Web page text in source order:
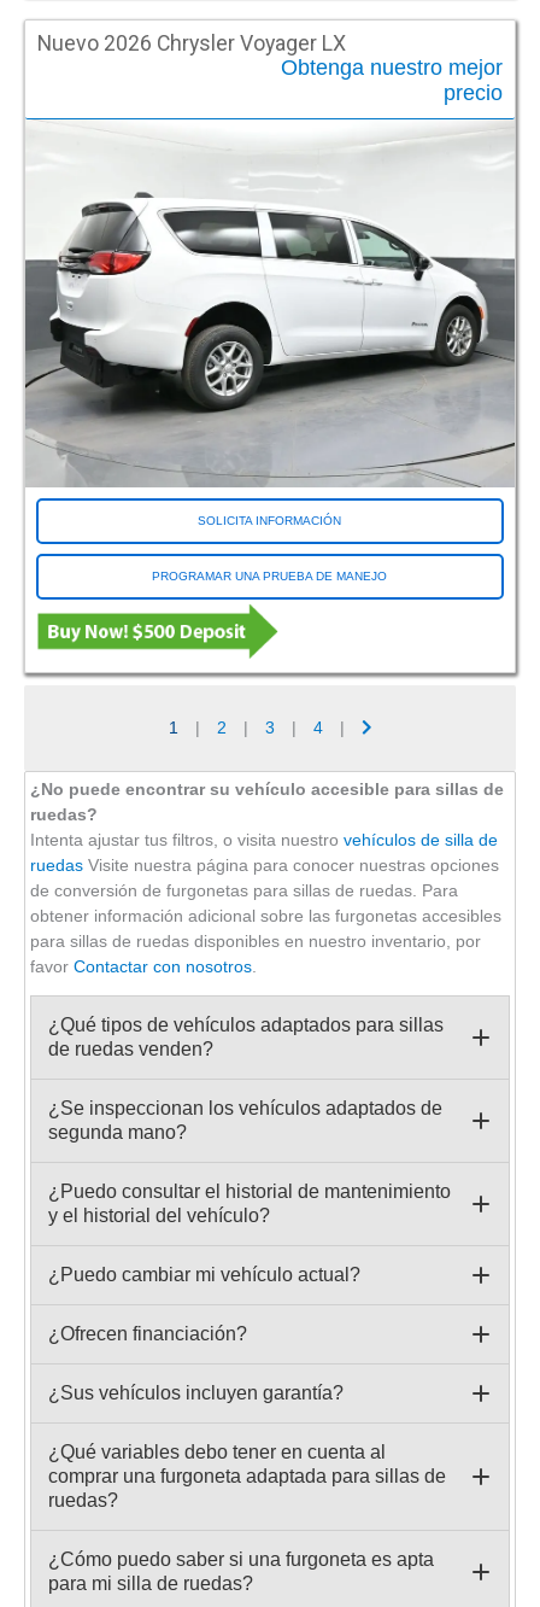
Nuevo 2026 Chrysler Voyager LX
Obtenga nuestro mejor
precio
SOLICITA INFORMACIÓN
PROGRAMAR UNA PRUEBA DE MANEJO
1 | 2 | 3 | 4 |
¿No puede encontrar su vehículo accesible para sillas de
ruedas?
Intenta ajustar tus filtros, o visita nuestrovehículos de silla de
ruedas Visite nuestra página para conocer nuestras opciones
de conversión de furgonetas para sillas de ruedas. Para
obtener información adicional sobre las furgonetas accesibles
para sillas de ruedas disponibles en nuestro inventario, por
favorContactar con nosotros
¿Qué tipos de vehículos adaptados para sillas
de ruedas venden?
¿Se inspeccionan los vehículos adaptados de
segunda mano?
¿Puedo consultar el historial de mantenimiento
y el historial del vehículo?
¿Puedo cambiar mi vehículo actual?
¿Ofrecen financiación?
¿Sus vehículos incluyen garantía?
¿Qué variables debo tener en cuenta al
comprar una furgoneta adaptada para sillas de
ruedas?
¿Cómo puedo saber si una furgoneta es apta
para mi silla de ruedas?